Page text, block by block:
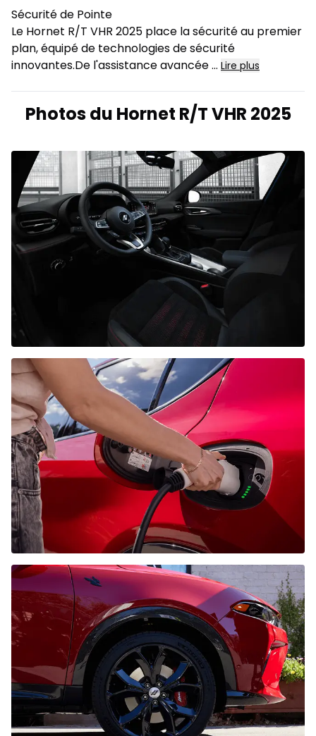
Sécurité de Pointe
Le Hornet R/T VHR 2025 place la sécurité au premier
plan, équipé de technologies de sécurité
innovantes.De l'assistance avancée... Lire plus
Photos du Hornet R/T VHR 2025